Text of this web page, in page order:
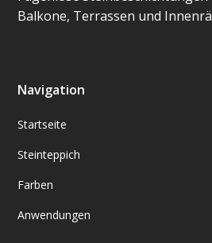
Balkone, Terrassen und
Navigation
Startseite
Steinteppich
Farben
Anwendungen